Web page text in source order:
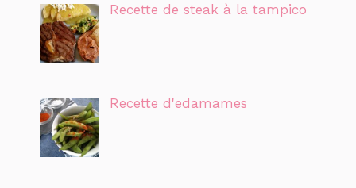
Recette de steak à la tampico
Recette d'edamames